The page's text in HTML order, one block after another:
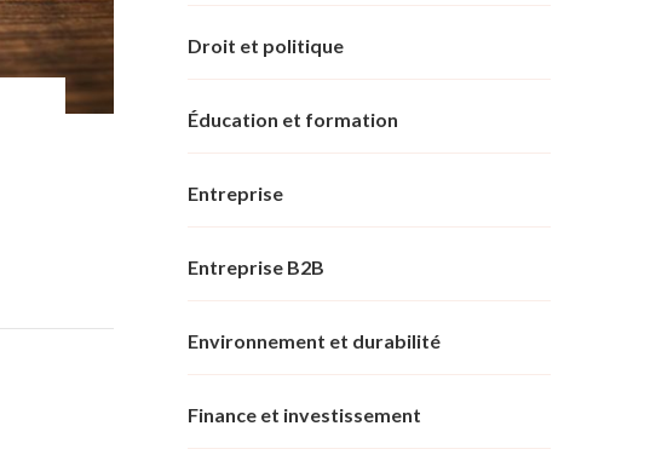
Droit et politique
Éducation et formation
Entreprise
Entreprise B2B
Environnement et durabilité
Finance et investissement